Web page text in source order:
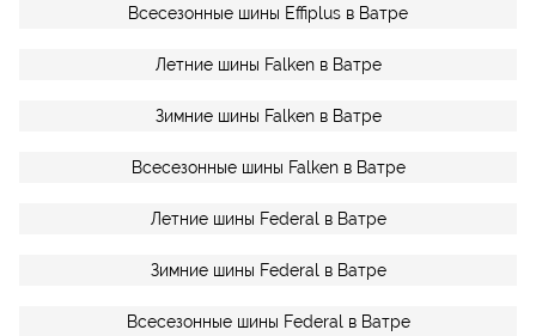
Всесезонные шины Effiplus в Ватре
Летние шины Falken в Ватре
Зимние шины Falken в Ватре
Всесезонные шины Falken в Ватре
Летние шины Federal в Ватре
Зимние шины Federal в Ватре
Всесезонные шины Federal в Ватре